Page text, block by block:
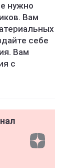
нужно
Вам
себе
Вам
с